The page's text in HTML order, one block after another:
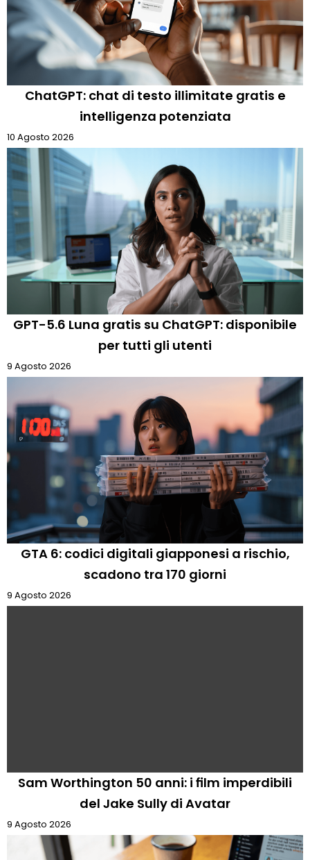
ChatGPT: chat di testo illimitate gratis e
intelligenza potenziata
10 Agosto 2026
GPT-5.6 Luna gratis su ChatGPT: disponibile
per tutti gli utenti
9 Agosto 2026
GTA 6: codici digitali giapponesi a rischio,
scadono tra 170 giorni
9 Agosto 2026
Sam Worthington 50 anni: i film imperdibili
del Jake Sully di Avatar
9 Agosto 2026